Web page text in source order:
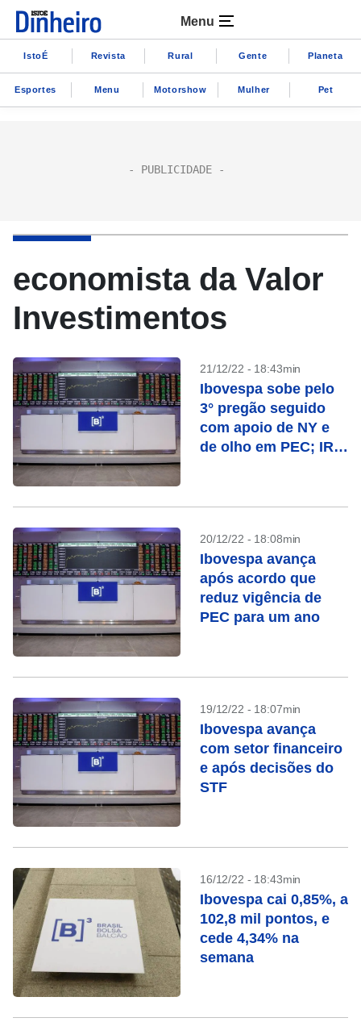
Menu
IstoÉ Revista Rural Gente Planeta
Esportes Menu Motorshow Mulher Pet
economista da Valor
Investimentos
21/12/22 - 18:43min
Ibovespa sobe pelo
3° pregão seguido
com apoio de NY e
de olho em PEC; IRB
20/12/22 - 18:08min
Ibovespa avança
após acordo que
reduz vigência de
PEC para um ano
19/12/22 - 18:07min
Ibovespa avança
com setor financeiro
e após decisões do
STF
16/12/22 - 18:43min
Ibovespa cai 0,85%, a
102,8 mil pontos, e
cede 4,34% na
semana